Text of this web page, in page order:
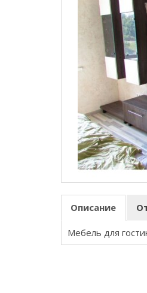
Описание
Мебель для